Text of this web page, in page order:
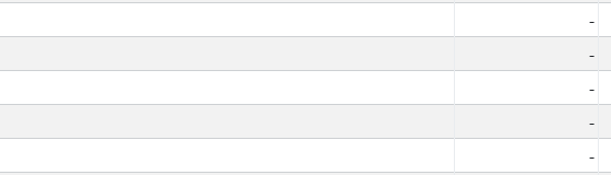
-
-
-
-
-